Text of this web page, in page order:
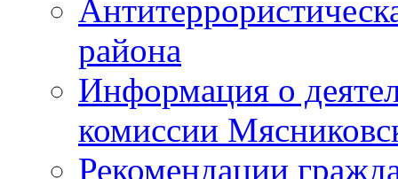
района
Информация о
комиссии
Рекомендации